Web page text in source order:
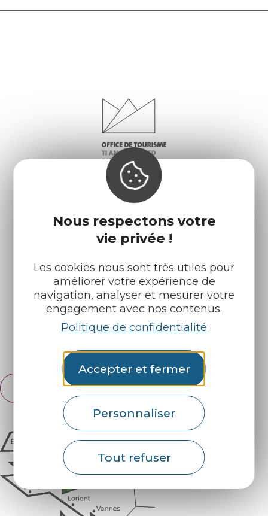
Nous respectons votre
vie privée !
Les cookies nous sont très utiles pour
améliorer votre expérience de
navigation, analyser et mesurer votre
engagement avec nos contenus.
Politique de confidentialité
Accepter et fermer
Personnaliser
Tout refuser
Infos pratiques
Nos accueils
Nos brochures
Météo
Retrouvez-nous sur :
Espace pro Partenaires
Français
English